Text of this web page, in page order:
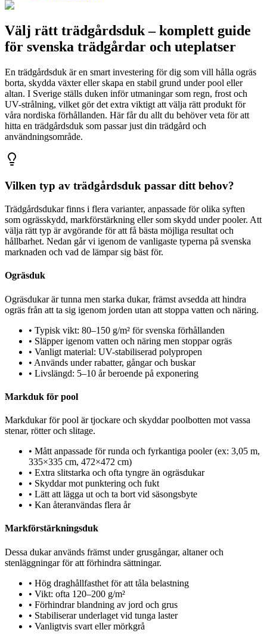
Välj rätt trädgårdsduk – komplett guide
för svenska trädgårdar och uteplatser
En trädgårdsduk är en smart investering för dig som vill hålla ogräs
borta, skydda växter eller skapa en stabil grund under pool eller
altan. I Sverige ställs duken inför utmaningar som regn, frost och
UV-strålning, vilket gör det extra viktigt att välja rätt produkt för
våra nordiska förhållanden. Här får du allt du behöver veta för att
hitta en trädgårdsduk som passar just din trädgård och
användningsområde.
Vilken typ av trädgårdsduk passar ditt behov?
Trädgårdsdukar finns i flera varianter, anpassade för olika syften
som ogrässkydd, markförstärkning eller som skydd under pooler. Att
välja rätt typ är avgörande för att få bästa möjliga resultat och
hållbarhet. Nedan går vi igenom de vanligaste typerna på svenska
marknaden och vad de lämpar sig bäst för.
Ogräsduk
Ogräsdukar är tunna men starka dukar, främst avsedda att hindra
ogräs från att ta sig igenom jorden utan att stoppa vatten och näring.
• Typisk vikt: 80–150 g/m² för svenska förhållanden
• Släpper igenom vatten och näring men stoppar ogräs
• Vanligt material: UV-stabiliserad polypropen
• Används under rabatter, gångar och buskar
• Livslängd: 5–10 år beroende på exponering
Markduk för pool
Markdukar för pool är tjockare och skyddar poolbotten mot vassa
stenar, rötter och slitage.
• Mått anpassade för runda och fyrkantiga pooler (ex: 3,05 m,
335×335 cm, 472×472 cm)
• Extra slitstarka och ofta tyngre än ogräsdukar
• Skyddar mot punktering och fukt
• Lätt att lägga ut och ta bort vid säsongsbyte
• Kan återanvändas flera år
Markförstärkningsduk
Dessa dukar används främst under grusgångar, altaner och
stenläggningar för att förhindra sättningar.
• Hög draghållfasthet för att tåla belastning
• Vikt: ofta 120–200 g/m²
• Förhindrar blandning av jord och grus
• Stabiliserar underlaget vid tunga laster
• Vanligtvis svart eller mörkgrå